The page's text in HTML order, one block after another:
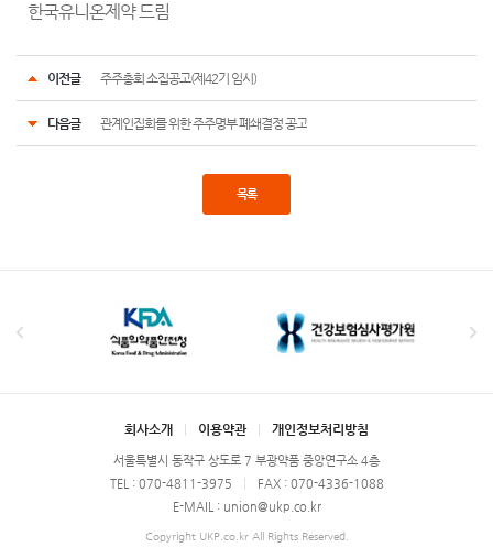
한국유니온제약 드림
이전글 주주총회 소집공고(제42기 임시)
다음글 관계인집회를 위한 주주명부 폐쇄결정 공고
목록
회사소개 이용약관 개인정보처리방침
서울특별시 동작구 상도로 7 부광약품 중앙연구소 4층
TEL : 070-4811-3975
FAX : 070-4336-1088
E-MAIL : union@ukp.co.kr
Copyright UKP.co.kr All Rights Reserved.